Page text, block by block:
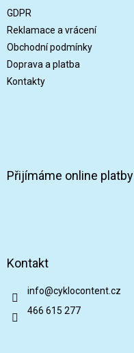
GDPR
Reklamace a vrácení
Obchodní podmínky
Doprava a platba
Kontakty
Přijímáme online platby
Kontakt
info@cyklocontent.cz
466 615 277